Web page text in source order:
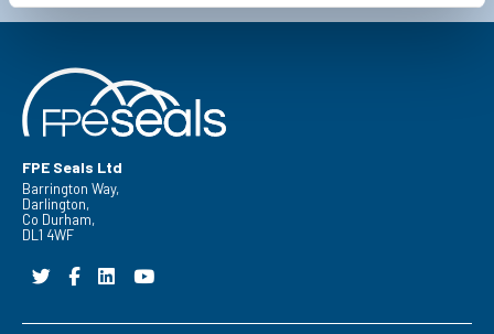
FPE Seals Ltd
Barrington Way,
Darlington,
Co Durham,
DL1 4WF